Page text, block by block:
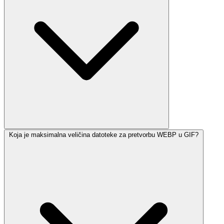
Koja je maksimalna veličina datoteke za pretvorbu WEBP u GIF?